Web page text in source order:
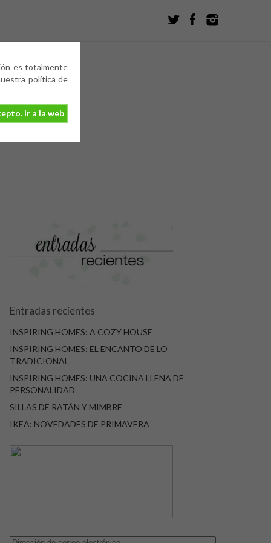
es totalmente
política de
Ir a la web
Entradas recientes
INSPIRING HOMES: A COZY HOUSE
INSPIRING HOMES: EL ENCANTO DE LO
TRADICIONAL
INSPIRING HOMES: UNA COCINA LLENA DE
PERSONALIDAD
SILLAS DE RATÁN Y MIMBRE
IKEA: NOVEDADES DE PRIMAVERA